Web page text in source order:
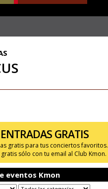
ENTRADAS GRATIS
gratis para tus conciertos favoritos.
sólo con tu email al Club Kmon.
eventos Kmon